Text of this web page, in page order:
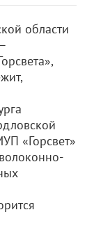
области
«Горсвет»